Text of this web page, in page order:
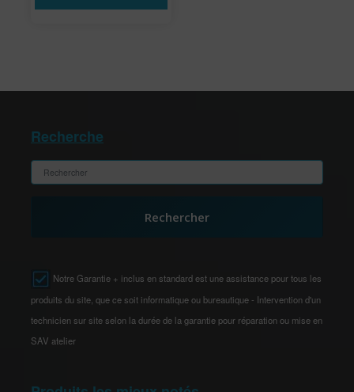
Recherche
Rechercher
Notre Garantie + inclus en standard est une assistance pour tous les
produits du site, que ce soit informatique ou bureautique - Intervention d'un
technicien sur site selon la durée de la garantie pour réparation ou mise en
SAV atelier